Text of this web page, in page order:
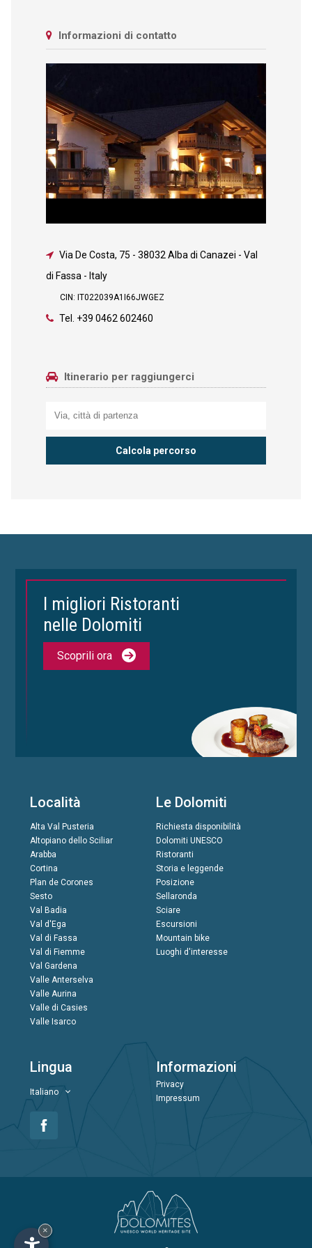
Informazioni di contatto
Via De Costa, 75 - 38032 Alba di Canazei - Val
di Fassa - Italy
CIN: IT022039A1I66JWGEZ
Tel. +39 0462 602460
Itinerario per raggiungerci
I migliori Ristoranti
nelle Dolomiti
Scoprili ora
Località
Alta Val Pusteria
Altopiano dello Sciliar
Arabba
Cortina
Plan de Corones
Sesto
Val Badia
Val d'Ega
Val di Fassa
Val di Fiemme
Val Gardena
Valle Anterselva
Valle Aurina
Valle di Casies
Valle Isarco
Le Dolomiti
Richiesta disponibilità
Dolomiti UNESCO
Ristoranti
Storia e leggende
Posizione
Sellaronda
Sciare
Escursioni
Mountain bike
Luoghi d'interesse
Lingua
Italiano
Informazioni
Privacy
Impressum
×